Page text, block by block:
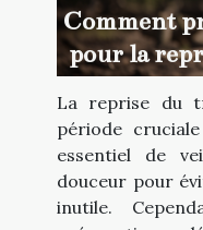
Comment
pour la
La reprise du
période
essentiel de
douceur pour
inutile.